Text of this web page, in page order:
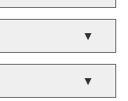
▼
▼